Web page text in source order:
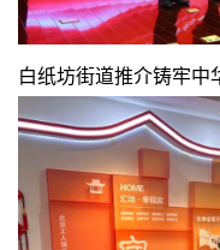
白纸坊街道推介铸牢中